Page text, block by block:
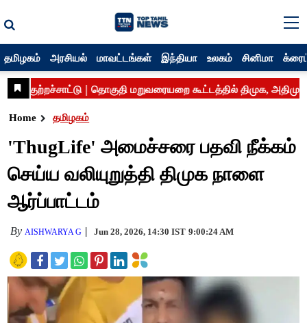
தமிழகம் அரசியல் மாவட்டங்கள் இந்தியா உலகம் சினிமா
Home தமிழகம்
'ThugLife' அமைச்சரை பதவி நீக்கம்
செய்ய வலியுறுத்தி திமுக நாளை
ஆர்ப்பாட்டம்
By AISHWARYA G Jun 28, 2026, 14:30 IST 9:00:24 AM